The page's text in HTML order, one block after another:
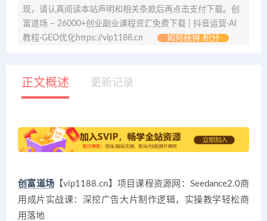
现，请认真阅读本站声明和相关条款后再点击支付下载。创
富道场 – 26000+创业副业课程资源免费下载 | 抖音运营·AI
教程·GEO优化https://vip1188.cn
如何获得 积分
正文概述 更新记录
创富道场 【vip1188.cn】项目课程资源网：Seedance2.0商
用成片实战课：深挖广告大片制作逻辑，实操教学轻松商
用落地